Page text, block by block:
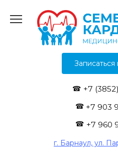
содержанию
+7
+7 903
+7 960
г. Барнаул, ул.